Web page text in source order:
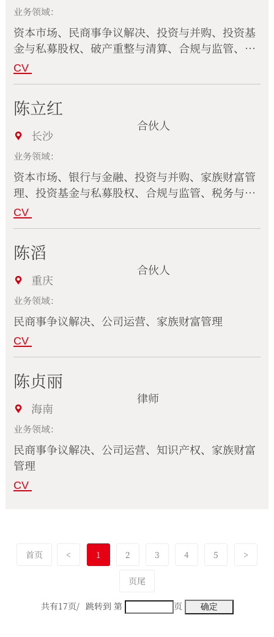
业务领域：
资本市场、民商事争议解决、投资与并购、投资基
金与私募股权、破产重整与清算、合规与监管、建
设工程与房地产、家族财富管理
CV
陈立红
长沙
合伙人
业务领域：
资本市场、银行与金融、投资与并购、家族财富管
理、投资基金与私募股权、合规与监管、税务与海
关
CV
陈滔
重庆
合伙人
业务领域：
民商事争议解决、公司运营、家族财富管理
CV
陈贞丽
海南
律师
业务领域：
民商事争议解决、公司运营、知识产权、家族财富
管理
CV
首页 < 1 2 3 4 5 >
页尾
共有17页/ 跳转到 第 页